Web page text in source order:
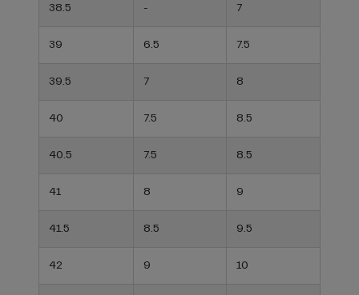
38.5 - 7
39 6.5 7.5
39.5 7 8
40 7.5 8.5
40.5 7.5 8.5
41 8 9
41.5 8.5 9.5
42 9 10